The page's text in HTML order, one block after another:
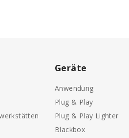
Geräte
Anwendung
Plug & Play
Plug & Play Lighter
Blackbox